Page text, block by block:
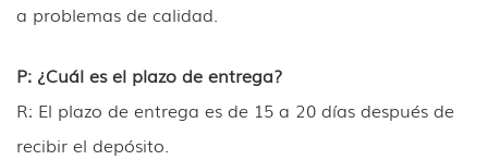
a problemas de calidad.
P: ¿Cuál es el plazo de entrega?
R: El plazo de entrega es de 15 a 20 días después de
recibir el depósito.